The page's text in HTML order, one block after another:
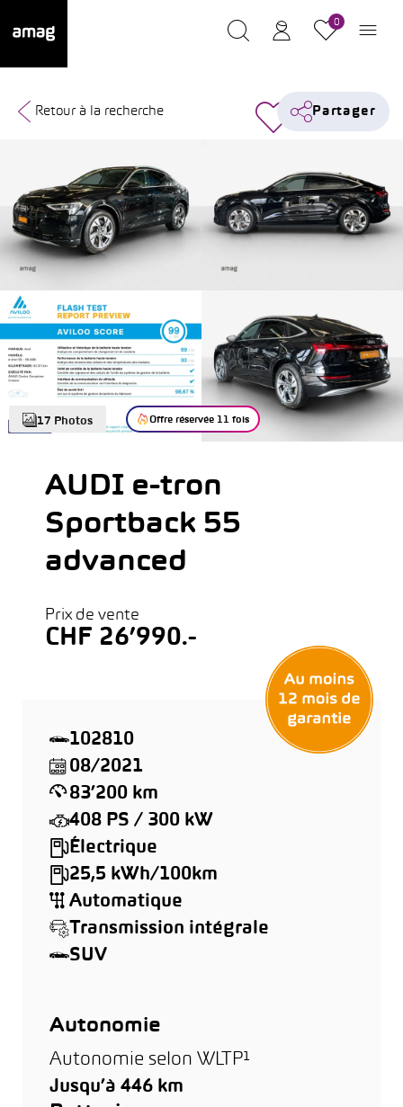
0
17 Photos Offre réservée 11 fois
Retour à la recherche Partager
AUDI e-tron
Sportback 55
advanced
Prix de vente
CHF 26’990.-
102810
08/2021
83’200 km
408 PS / 300 kW
Électrique
25,5 kWh/100km
Automatique
Transmission intégrale
SUV
Autonomie
Autonomie selon WLTP¹
Jusqu’à 446 km